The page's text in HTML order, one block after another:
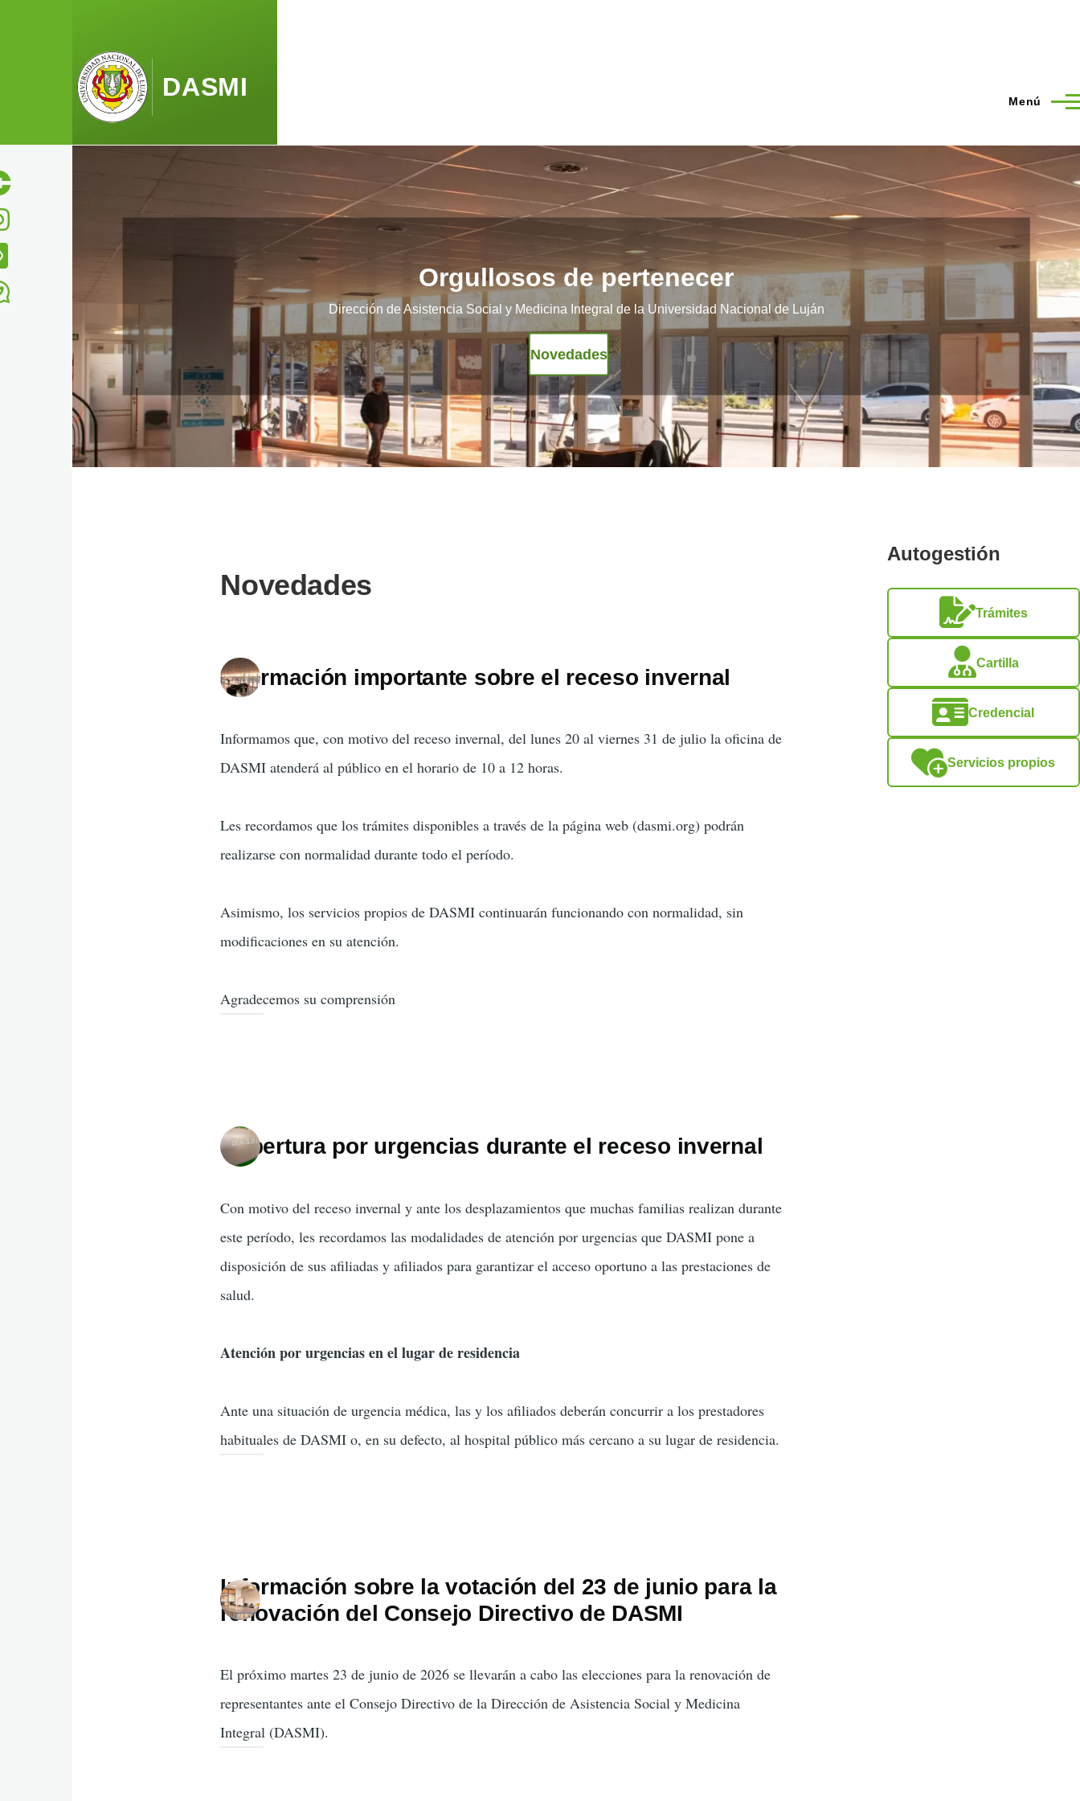
DASMI Menú
Orgullosos de pertenecer
Dirección de Asistencia Social y Medicina Integral de la Universidad Nacional de Luján
Novedades
Novedades
Información importante sobre el receso invernal
Informamos que, con motivo del receso invernal, del lunes 20 al viernes 31 de julio la oficina de
DASMI atenderá al público en el horario de 10 a 12 horas.
Les recordamos que los trámites disponibles a través de la página web (dasmi.org) podrán
realizarse con normalidad durante todo el período.
Asimismo, los servicios propios de DASMI continuarán funcionando con normalidad, sin
modificaciones en su atención.
Agradecemos su comprensión
Cobertura por urgencias durante el receso invernal
Con motivo del receso invernal y ante los desplazamientos que muchas familias realizan durante
este período, les recordamos las modalidades de atención por urgencias que DASMI pone a
disposición de sus afiliadas y afiliados para garantizar el acceso oportuno a las prestaciones de
salud.
Atención por urgencias en el lugar de residencia
Ante una situación de urgencia médica, las y los afiliados deberán concurrir a los prestadores
habituales de DASMI o, en su defecto, al hospital público más cercano a su lugar de residencia.
Información sobre la votación del 23 de junio para la
renovación del Consejo Directivo de DASMI
El próximo martes 23 de junio de 2026 se llevarán a cabo las elecciones para la renovación de
representantes ante el Consejo Directivo de la Dirección de Asistencia Social y Medicina
Integral (DASMI).
Autogestión
Trámites
Cartilla
Credencial
Servicios propios